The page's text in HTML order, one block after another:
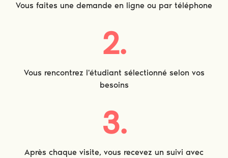
Vous faites une demande en ligne ou par téléphone
2.
Vous rencontrez l'étudiant sélectionné selon vos
besoins
3.
Après chaque visite, vous recevez un suivi avec